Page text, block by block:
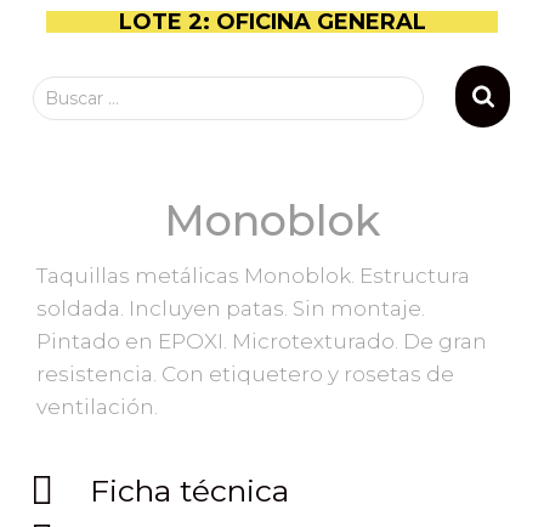
LOTE 2: OFICINA GENERAL
Buscar …
Monoblok
Taquillas metálicas Monoblok. Estructura
soldada. Incluyen patas. Sin montaje.
Pintado en EPOXI. Microtexturado. De gran
resistencia. Con etiquetero y rosetas de
ventilación.
Ficha técnica